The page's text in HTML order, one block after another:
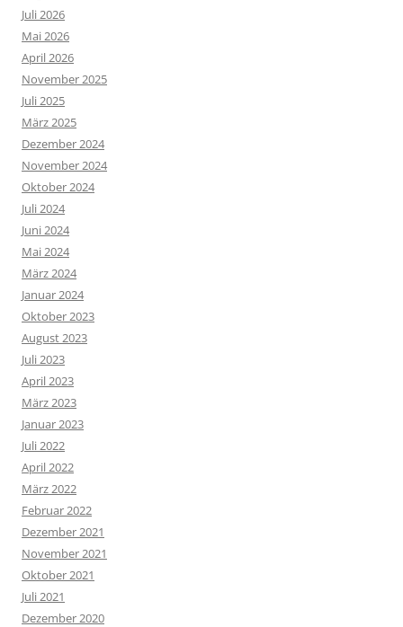
Juli 2026
Mai 2026
April 2026
November 2025
Juli 2025
März 2025
Dezember 2024
November 2024
Oktober 2024
Juli 2024
Juni 2024
Mai 2024
März 2024
Januar 2024
Oktober 2023
August 2023
Juli 2023
April 2023
März 2023
Januar 2023
Juli 2022
April 2022
März 2022
Februar 2022
Dezember 2021
November 2021
Oktober 2021
Juli 2021
Dezember 2020